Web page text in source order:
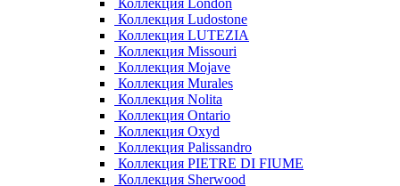
Коллекция London
Коллекция Ludostone
Коллекция LUTEZIA
Коллекция Missouri
Коллекция Mojave
Коллекция Murales
Коллекция Nolita
Коллекция Ontario
Коллекция Oxyd
Коллекция Palissandro
Коллекция PIETRE DI FIUME
Коллекция Sherwood